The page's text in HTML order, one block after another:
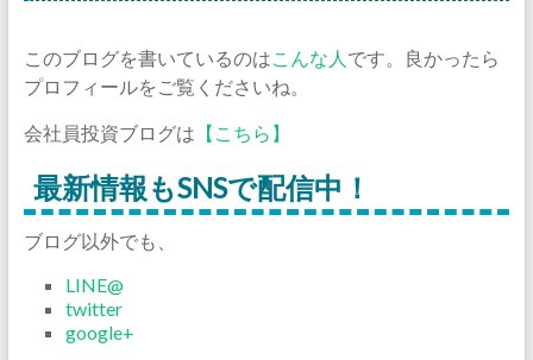
このブログを書いているのはこんな人 です。良かったら
プロフィールをご覧くださいね。
会社員投資ブログは 【こちら】
最新情報もSNSで配信中！
ブログ以外でも、
LINE@
twitter
google+